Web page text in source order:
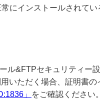
にインストールされてい
ル&FTPセキュリティー
いただく場合、証明書の
」 をご確認ください。